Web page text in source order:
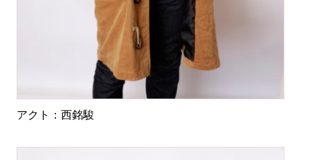
アクト：西銘駿